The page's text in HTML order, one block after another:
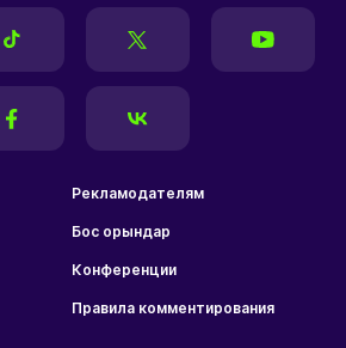
Рекламодателям
Бос орындар
Конференции
Правила комментирования